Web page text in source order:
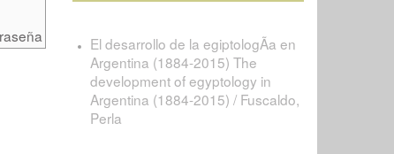
El desarrollo de la egiptologÃ­a en
Argentina (1884-2015) The
development of egyptology in
Argentina (1884-2015) / Fuscaldo,
Perla